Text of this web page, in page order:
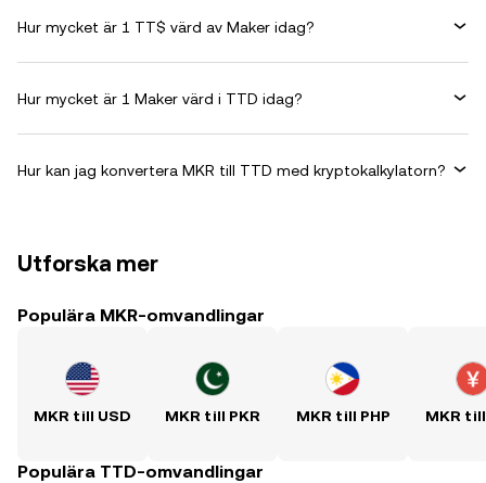
Hur mycket är 1 TT$ värd av Maker idag?
Hur mycket är 1 Maker värd i TTD idag?
Hur kan jag konvertera MKR till TTD med kryptokalkylatorn?
Utforska mer
Populära MKR-omvandlingar
MKR till USD MKR till PKR MKR till PHP MKR till
Populära TTD-omvandlingar